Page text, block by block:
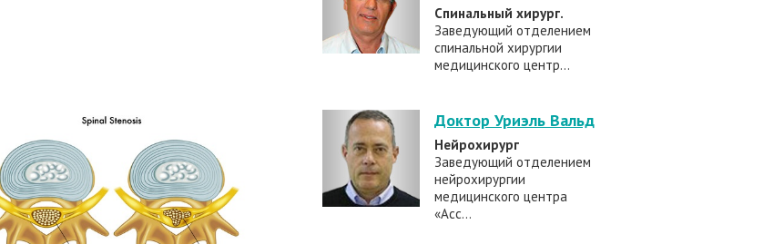
Cпинальный хирург.
Заведующий отделением
спинальной хирургии
медицинского центр...
Доктор Уриэль Вальд
Нейрохирург
Заведующий отделением
нейрохирургии
медицинского центра
«Асс...